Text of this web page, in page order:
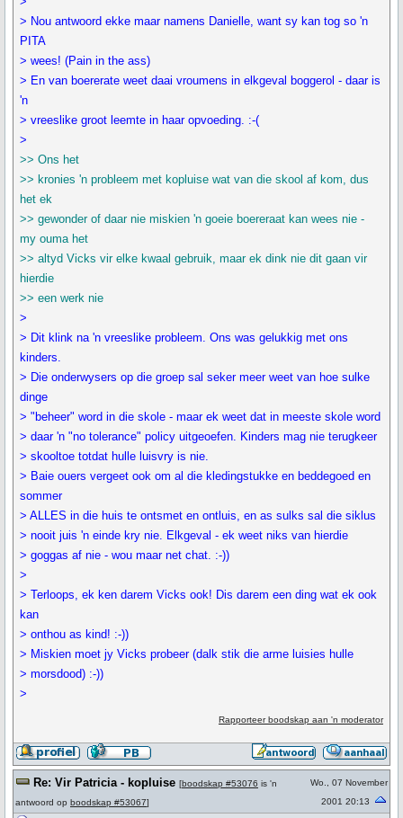
> Nou antwoord ekke maar namens Danielle, want sy kan tog so 'n
PITA
> wees! (Pain in the ass)
> En van boererate weet daai vroumens in elkgeval boggerol - daar is
'n
> vreeslike groot leemte in haar opvoeding. :-(
>
>> Ons het
>> kronies 'n probleem met kopluise wat van die skool af kom, dus
het ek
>> gewonder of daar nie miskien 'n goeie boereraat kan wees nie -
my ouma het
>> altyd Vicks vir elke kwaal gebruik, maar ek dink nie dit gaan vir
hierdie
>> een werk nie
>
> Dit klink na 'n vreeslike probleem. Ons was gelukkig met ons
kinders.
> Die onderwysers op die groep sal seker meer weet van hoe sulke
dinge
> "beheer" word in die skole - maar ek weet dat in meeste skole word
> daar 'n "no tolerance" policy uitgeoefen. Kinders mag nie terugkeer
> skooltoe totdat hulle luisvry is nie.
> Baie ouers vergeet ook om al die kledingstukke en beddegoed en
sommer
> ALLES in die huis te ontsmet en ontluis, en as sulks sal die siklus
> nooit juis 'n einde kry nie. Elkgeval - ek weet niks van hierdie
> goggas af nie - wou maar net chat. :-))
>
> Terloops, ek ken darem Vicks ook! Dis darem een ding wat ek ook
kan
> onthou as kind! :-))
> Miskien moet jy Vicks probeer (dalk stik die arme luisies hulle
> morsdood) :-))
>
Rapporteer boodskap aan 'n moderator
Re: Vir Patricia - kopluise [boodskap #53076 is 'n
antwoord op boodskap #53067]
Wo., 07 November
2001 20:13